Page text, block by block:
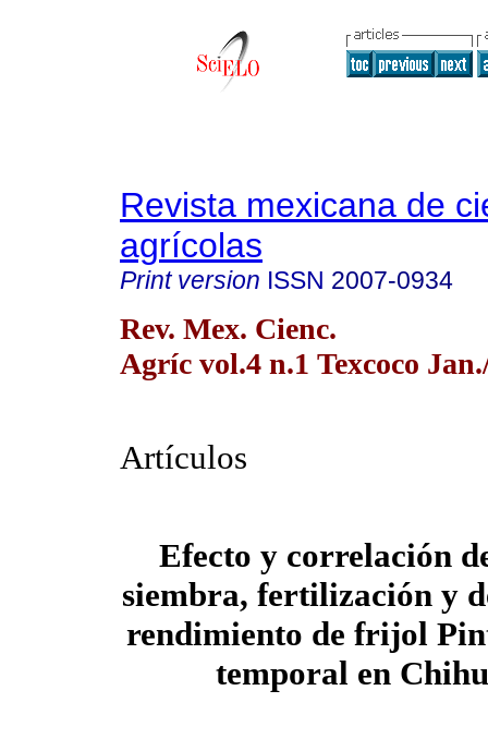
Revista mexicana de
agrícolas
Print version ISSN 2007-0934
Rev. Mex. Cienc.
Agríc vol.4 n.1 Texcoco
Artículos
Efecto y correlación
siembra, fertilización y
rendimiento de frijol
temporal en